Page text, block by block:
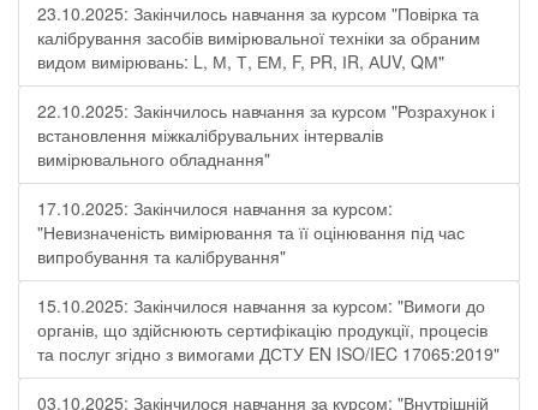
23.10.2025: Закінчилось навчання за курсом "Повірка та
калібрування засобів вимірювальної техніки за обраним
видом вимірювань: L, М, Т, ЕМ, F, РR, ІR, АUV, QМ"
22.10.2025: Закінчилось навчання за курсом "Розрахунок і
встановлення міжкалібрувальних інтервалів
вимірювального обладнання"
17.10.2025: Закінчилося навчання за курсом:
"Невизначеність вимірювання та її оцінювання під час
випробування та калібрування"
15.10.2025: Закінчилося навчання за курсом: "Вимоги до
органів, що здійснюють сертифікацію продукції, процесів
та послуг згідно з вимогами ДСТУ EN ISO/IEC 17065:2019"
03.10.2025: Закінчилося навчання за курсом: "Внутрішній